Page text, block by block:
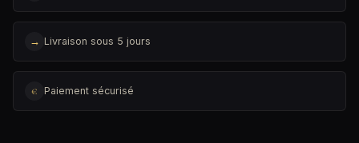
→ Livraison sous 5 jours
€ Paiement sécurisé